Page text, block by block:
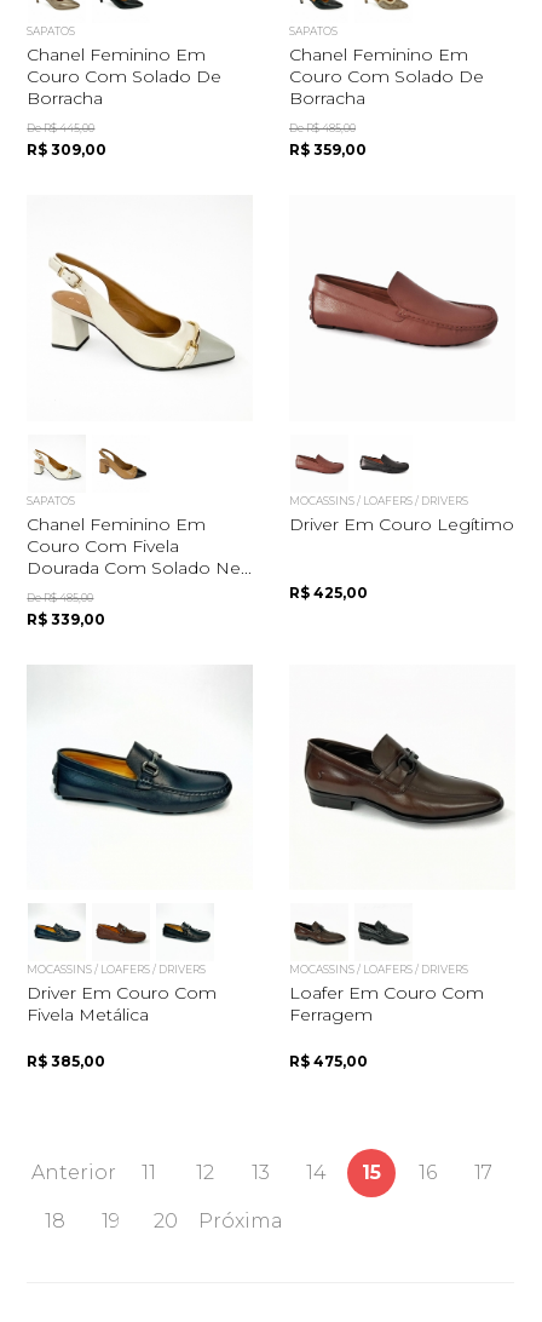
SAPATOS
Chanel Feminino Em
Couro Com Solado De
Borracha
De R$ 445,00
R$ 309,00
SAPATOS
Chanel Feminino Em
Couro Com Solado De
Borracha
De R$ 485,00
R$ 359,00
SAPATOS
Chanel Feminino Em
Couro Com Fivela
Dourada Com Solado Ne...
De R$ 485,00
R$ 339,00
MOCASSINS / LOAFERS / DRIVERS
Driver Em Couro Legítimo
R$ 425,00
MOCASSINS / LOAFERS / DRIVERS
Driver Em Couro Com
Fivela Metálica
R$ 385,00
MOCASSINS / LOAFERS / DRIVERS
Loafer Em Couro Com
Ferragem
R$ 475,00
Anterior 11 12 13 14 15 16 17
18 19 20 Próxima